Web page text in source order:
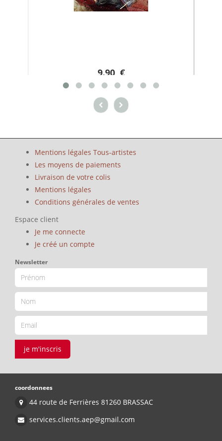
9.90 €
Mentions légales Tous-artistes
Les moyens de paiements
Livraison de votre colis
Mentions légales
Conditions générales de ventes
Espace client
Je me connecte
Je créé un compte
Newsletter
je m'inscris
coordonnees
44 route de Ferrières 81260 BRASSAC
services.clients.aep@gmail.com